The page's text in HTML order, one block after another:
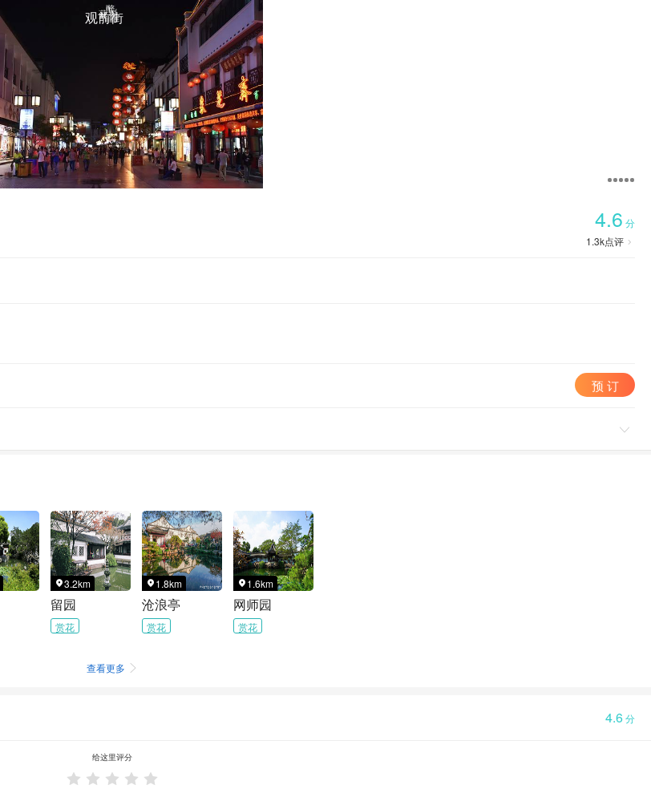
观前街
4.6 分
1.3k点评 
预 订

3.2km
留园
赏花
 1.8km
沧浪亭
赏花
 1.6km
网师园
赏花
查看更多 
4.6分
给这里评分
    